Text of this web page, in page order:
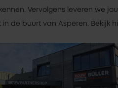
Vervolgens leveren we
in de buurt van Asperen. Bekijk